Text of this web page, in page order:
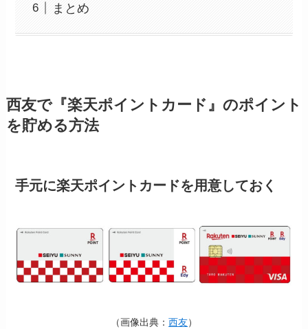
まとめ
西友で『楽天ポイントカード』のポイント
を貯める方法
手元に楽天ポイントカードを用意しておく
（画像出典： 西友）